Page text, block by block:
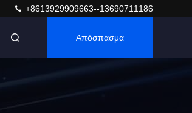
+8613929909663--13690711186
Απόσπασμα